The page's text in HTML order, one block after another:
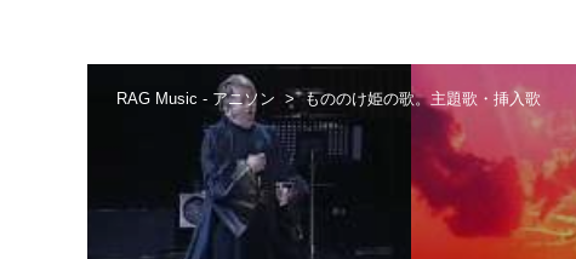
RAG Music - アニソン もののけ姫の歌。主題歌・挿入歌